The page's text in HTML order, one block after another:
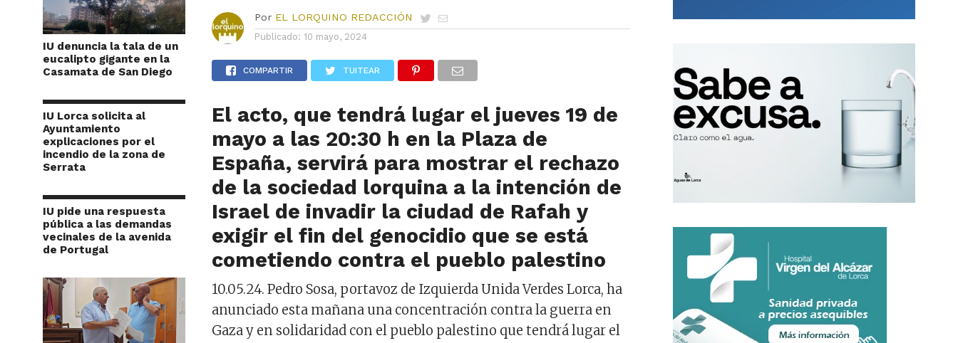
IU denuncia la tala de un
eucalipto gigante en la
Casamata de San Diego
IU Lorca solicita al
Ayuntamiento
explicaciones por el
incendio de la zona de
Serrata
IU pide una respuesta
pública a las demandas
vecinales de la avenida
de Portugal
Por EL LORQUINO REDACCIÓN
Publicado: 10 mayo, 2024
COMPARTIR TUITEAR
El acto, que tendrá lugar el jueves 19 de
mayo a las 20:30 h en la Plaza de
España, servirá para mostrar el rechazo
de la sociedad lorquina a la intención de
Israel de invadir la ciudad de Rafah y
exigir el fin del genocidio que se está
cometiendo contra el pueblo palestino
10.05.24. Pedro Sosa, portavoz de Izquierda Unida Verdes Lorca, ha
anunciado esta mañana una concentración contra la guerra en
Gaza y en solidaridad con el pueblo palestino que tendrá lugar el